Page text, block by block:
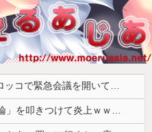
海外「観念しろ」FIFA会長がモロッコで緊急会議を開いて海外大騒ぎ！（海外の反応）
【悲報】 有吉、一般人に「ド正論」を叩きつけて炎上ｗｗｗｗｗｗｗｗ